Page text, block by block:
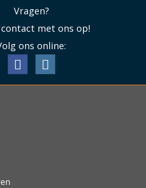
Vragen?
contact met ons op!
ons online: